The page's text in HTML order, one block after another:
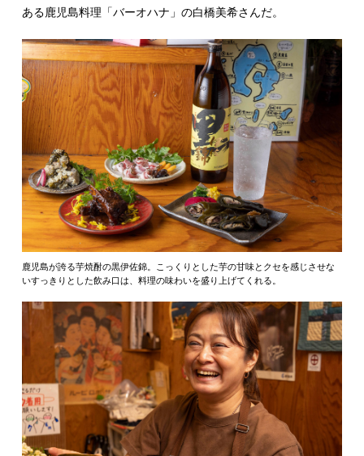
ある鹿児島料理「バーオハナ」の白橋美希さんだ。
鹿児島が誇る芋焼酎の黒伊佐錦。こっくりとした芋の甘味とクセを感じさせな
いすっきりとした飲み口は、料理の味わいを盛り上げてくれる。